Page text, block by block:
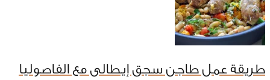
طريقة عمل طاجن سجق إيطالى مع الفاصوليا